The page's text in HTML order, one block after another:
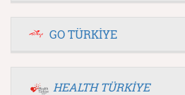
GO TÜRKİYE
HEALTH TÜRKİYE